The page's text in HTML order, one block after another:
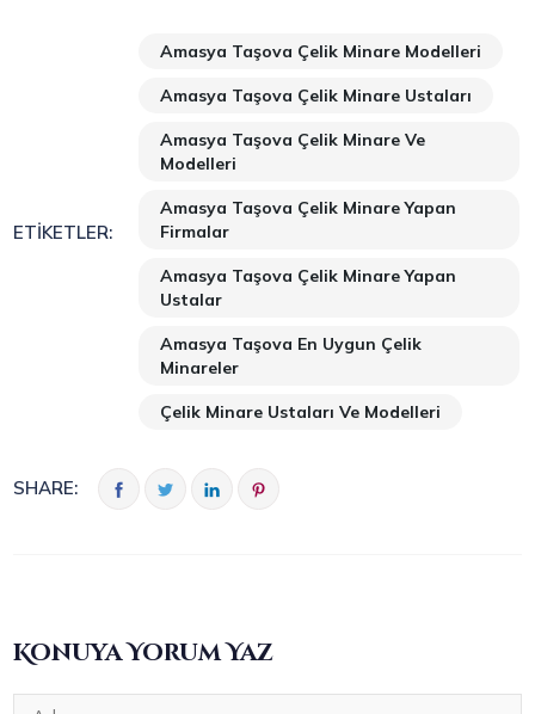
ETIKETLER:
Amasya Taşova Çelik Minare Modelleri
Amasya Taşova Çelik Minare Ustaları
Amasya Taşova Çelik Minare Ve
Modelleri
Amasya Taşova Çelik Minare Yapan
Firmalar
Amasya Taşova Çelik Minare Yapan
Ustalar
Amasya Taşova En Uygun Çelik
Minareler
Çelik Minare Ustaları Ve Modelleri
SHARE:
Konuya Yorum Yaz